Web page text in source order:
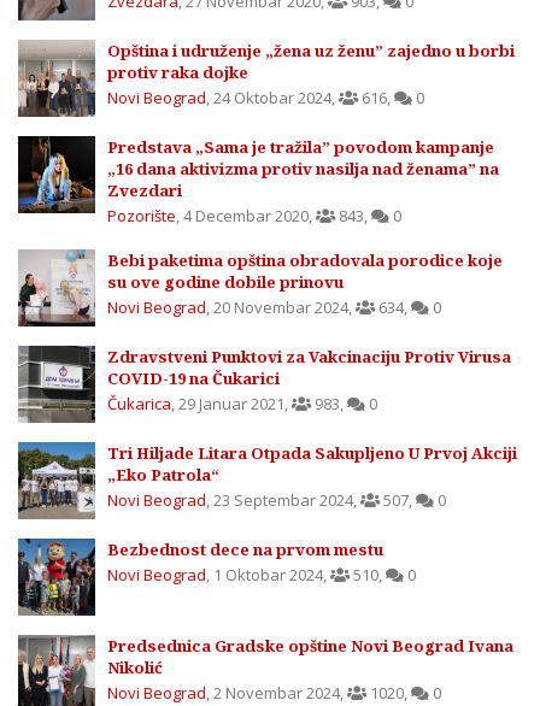
Opština i udruženje „žena uz ženu” zajedno u borbi
protiv raka dojke
Novi Beograd,24 Oktobar 2024, 616, 0
Predstava „Sama je tražila” povodom kampanje
„16 dana aktivizma protiv nasilja nad ženama” na
Zvezdari
Pozorište,4 Decembar 2020, 843, 0
Bebi paketima opština obradovala porodice koje
su ove godine dobile prinovu
Novi Beograd,20 Novembar 2024, 634, 0
Zdravstveni Punktovi za Vakcinaciju Protiv Virusa
COVID-19 na Čukarici
Čukarica,29 Januar 2021, 983, 0
Tri Hiljade Litara Otpada Sakupljeno U Prvoj Akciji
„Eko Patrola“
Novi Beograd,23 Septembar 2024, 507, 0
Bezbednost dece na prvom mestu
Novi Beograd, 1 Oktobar 2024, 510, 0
Predsednica Gradske opštine Novi Beograd Ivana
Nikolić
Novi Beograd,2 Novembar 2024, 1020, 0